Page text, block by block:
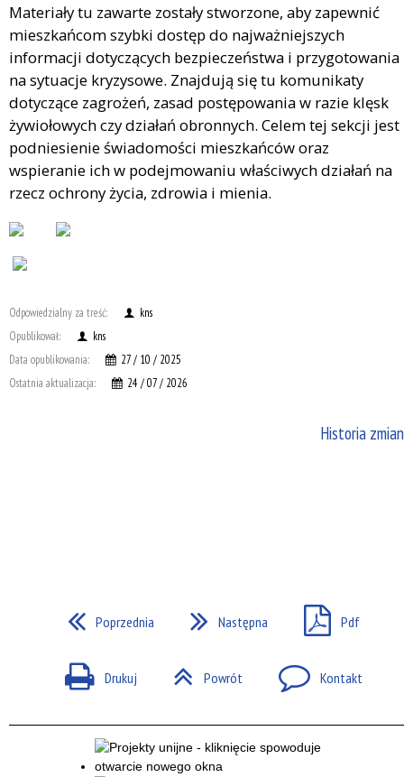
Materiały tu zawarte zostały stworzone, aby zapewnić
mieszkańcom szybki dostęp do najważniejszych
informacji dotyczących bezpieczeństwa i przygotowania
na sytuacje kryzysowe. Znajdują się tu komunikaty
dotyczące zagrożeń, zasad postępowania w razie klęsk
żywiołowych czy działań obronnych. Celem tej sekcji jest
podniesienie świadomości mieszkańców oraz
wspieranie ich w podejmowaniu właściwych działań na
rzecz ochrony życia, zdrowia i mienia.
Odpowiedzialny za treść:
kns
Opublikował:
kns
Data opublikowania:
27 / 10 / 2025
Ostatnia aktualizacja:
24 / 07 / 2026
Historia zmian
Poprzednia Następna Pdf
Drukuj Powrót Kontakt